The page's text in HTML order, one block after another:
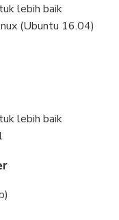
lebih baik
(Ubuntu 16.04)
lebih baik